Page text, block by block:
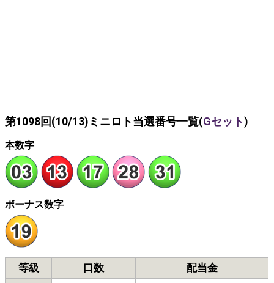
第1098回(10/13)ミニロト当選番号一覧(Gセット)
本数字
ボーナス数字
等級 口数
配当金